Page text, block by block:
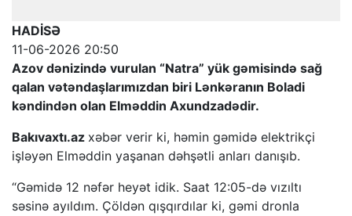
HADİSƏ
11-06-2026 20:50
Azov dənizində vurulan “Natra” yük gəmisində sağ
qalan vətəndaşlarımızdan biri Lənkəranın Boladi
kəndindən olan Elməddin Axundzadədir.
Bakıvaxtı.az xəbər verir ki, həmin gəmidə elektrikçi
işləyən Elməddin yaşanan dəhşətli anları danışıb.
“Gəmidə 12 nəfər heyət idik. Saat 12:05-də vızıltı
səsinə ayıldım. Çöldən qışqırdılar ki, gəmi dronla